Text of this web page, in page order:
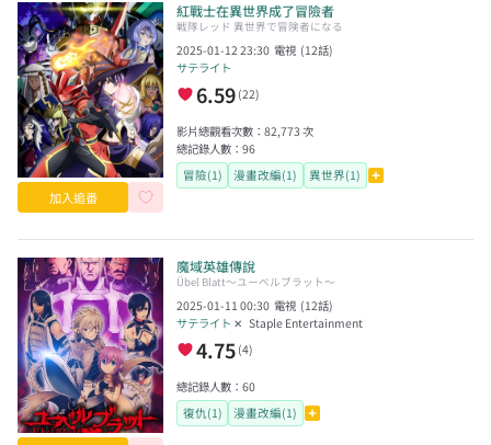
加入追番
紅戰士在異世界成了冒險者
戦隊レッド 異世界で冒険者になる
2025-01-12 23:30 電視 (12話)
サテライト
6.59 (22)
影片總觀看次數：82,773 次
總記錄人數：96
冒險(1)
漫畫改編(1) 異世界(1)
魔域英雄傳說
Übel Blatt〜ユーベルブラット〜
2025-01-11 00:30 電視 (12話)
サテライト ✕ Staple Entertainment
4.75 (4)
總記錄人數：60
復仇(1)
漫畫改編(1)